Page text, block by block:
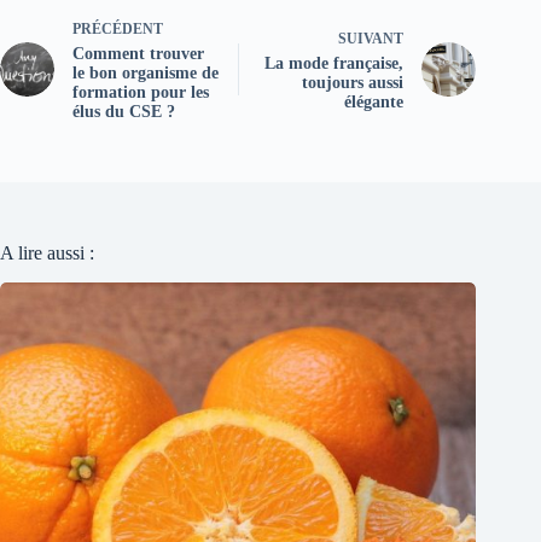
PRÉCÉDENT
Comment trouver
le bon organisme de
formation pour les
élus du CSE ?
SUIVANT
La mode française,
toujours aussi
élégante
A lire aussi :